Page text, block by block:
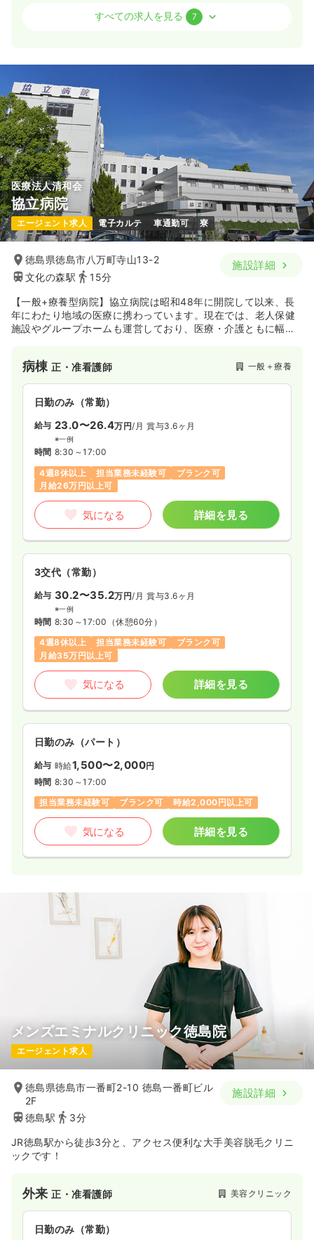
正・准看護師
※一例
時間 8:30～17:30
日祝休み
4週8休以上
月給32万円以上可
気になる 詳細を見る
日勤のみ（パート） 一時募集休止
給与 時給1,500円
時間 8:30～17:30（休憩60分）
日祝休み
担当業務未経験可
気になる 詳細を見る
オペ室(手術室) 一般＋療養
日勤のみ（常勤）
給与 31.0〜32.0万円/月 賞与3.5ヶ月
※一例
時間 8:30～17:30
日曜休み
4週8休以上 担当業務未経験可
月給32万円以上可
気になる 詳細を見る
日勤のみ（常勤）
給与 23.3〜32.0万円/月 賞与2回
※一例
時間 8:30～17:30（休憩60分）
担当業務未経験可
ブランク可 月給32万円以上可
気になる 詳細を見る
給与 時給1,500円
時間 8:30～17:30（休憩60分）
担当業務未経験可
ブランク可 時給1,500円以上可
気になる 詳細を見る
介護・福祉系
日勤のみ（常勤）
23.3〜32.0 賞与2回
（休憩60分）
ブランク可 月給32万円以上可
気になる 詳細を見る
日勤のみ（パート）
時給
時間 8:30～17:30
担当業務未経験可
ブランク可 時給1,500円以上可
すべての求人を見る 7
医療法人清和会
協立病院
エージェント求人 電子カルテ 車通勤可 寮
徳島県徳島市八万町寺山13-2
文化の森駅
15分
施設詳細
【一般+療養型病院】協立病院は昭和48年に開院して以来、長
年にわたり地域の医療に携わっています。現在では、老人保健
施設やグループホームも運営しており、医療・介護ともに幅広
す。
病棟正・准看護師 一般＋療養
日勤のみ（常勤）
給与 23.0〜26.4万円/月 賞与3.6ヶ月
※一例
時間 8:30～17:00
4週8休以上
担当業務未経験可
ブランク可
月給26万円以上可
気になる 詳細を見る
3交代（常勤）
給与 30.2〜35.2万円/月 賞与3.6ヶ月
※一例
時間 8:30～17:00 （休憩60分）
4週8休以上
担当業務未経験可
ブランク可
月給35万円以上可
気になる 詳細を見る
日勤のみ（パート）
給与 時給1,500〜2,000円
時間 8:30～17:00
担当業務未経験可
ブランク可 時給2,000円以上可
気になる 詳細を見る
メンズエミナルクリニック徳島院
エージェント求人
徳島県徳島市一番町2-10 徳島一番町ビル
2F
徳島駅
3分
施設詳細
JR徳島駅から徒歩3分と、アクセス便利な大手美容脱毛クリニ
ックです！
外来正・准看護師 美容クリニック
日勤のみ（常勤）